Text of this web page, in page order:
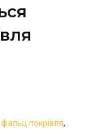
фальц покрівля,